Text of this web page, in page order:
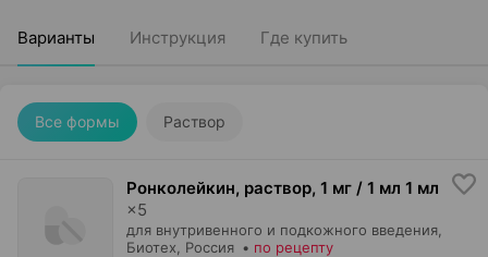
Варианты Инструкция Где купить
Все формы Раствор
Ронколейкин, раствор, 1 мг / 1 мл 1 мл
×5
для внутривенного и подкожного введения,
Биотех , Россия • по рецепту